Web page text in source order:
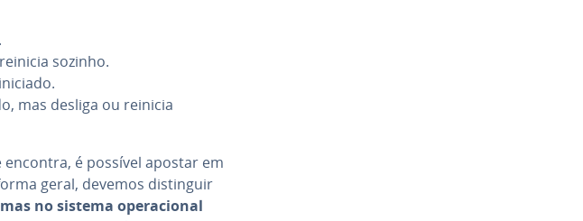
sozinho.
mas desliga ou reinicia
é possível apostar em
geral, devemos dis­tin­guir
no sistema ope­ra­ci­o­nal